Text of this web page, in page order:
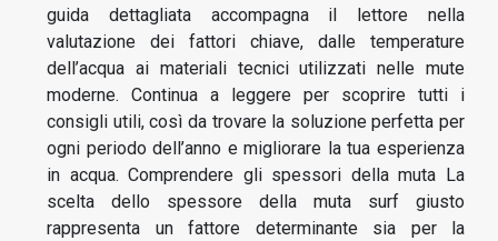
guida dettagliata accompagna il lettore nella
valutazione dei fattori chiave, dalle temperature
dell’acqua ai materiali tecnici utilizzati nelle mute
moderne. Continua a leggere per scoprire tutti i
consigli utili, così da trovare la soluzione perfetta per
ogni periodo dell’anno e migliorare la tua esperienza
in acqua. Comprendere gli spessori della muta La
scelta dello spessore della muta surf giusto
rappresenta un fattore determinante sia per la